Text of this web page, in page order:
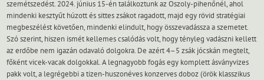
szemétszedést. 2024. június 15-én találkoztunk az Oszoly-pihenőnél, ahol
mindenki kesztyűt húzott és sittes zsákot ragadott, majd egy rövid stratégiai
megbeszélést követően, mindenki elindult, hogy összevadássza a szemetet.
Szó szerint, hiszen ismét kellemes csalódás volt, hogy tényleg vadászni kellett
az erdőbe nem igazán odavaló dolgokra. De azért 4–5 zsák jócskán megtelt,
főként vicek-vacak dolgokkal. A legnagyobb fogás egy komplett ásványvizes
pakk volt, a legrégebbi a tizen-huszonéves konzerves doboz (örök klasszikus